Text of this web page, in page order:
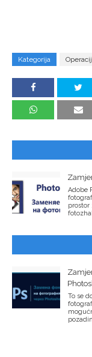
Kategorija
Adobe
prostor
To se